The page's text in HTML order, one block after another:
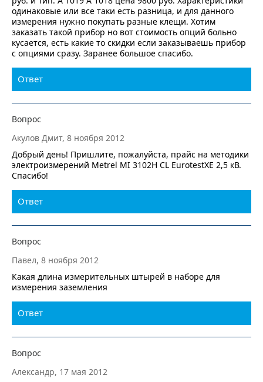
одинаковые или все таки есть разница, и для данного
измерения нужно покупать разные клещи. Хотим
заказать такой прибор но вот стоимость опций больно
кусается, есть какие то скидки если заказываешь прибор
с опциями сразу. Заранее большое спасибо.
Ответ
Вопрос
Акулов Дмит, 8 ноября 2012
Добрый день! Пришлите, пожалуйста, прайс на методики
электроизмерений Metrel MI 3102H CL EurotestXE 2,5 кВ.
Спасибо!
Ответ
Вопрос
Павел, 8 ноября 2012
Какая длина измерительных штырей в наборе для
измерения заземления
Ответ
Вопрос
Александр, 17 мая 2012